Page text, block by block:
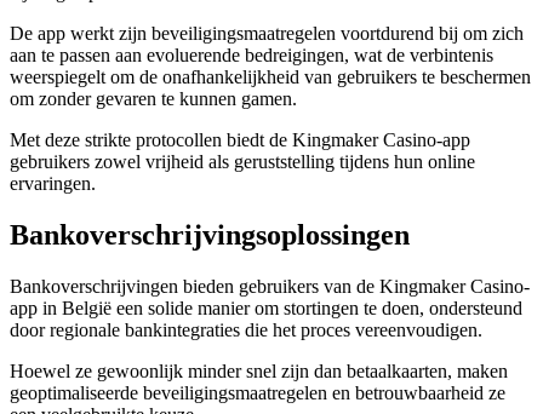
De app werkt zijn beveiligingsmaatregelen voortdurend bij om zich
aan te passen aan evoluerende bedreigingen, wat de verbintenis
weerspiegelt om de onafhankelijkheid van gebruikers te beschermen
om zonder gevaren te kunnen gamen.
Met deze strikte protocollen biedt de Kingmaker Casino-app
gebruikers zowel vrijheid als geruststelling tijdens hun online
ervaringen.
Bankoverschrijvingsoplossingen
Bankoverschrijvingen bieden gebruikers van de Kingmaker Casino-
app in België een solide manier om stortingen te doen, ondersteund
door regionale bankintegraties die het proces vereenvoudigen.
Hoewel ze gewoonlijk minder snel zijn dan betaalkaarten, maken
geoptimaliseerde beveiligingsmaatregelen en betrouwbaarheid ze